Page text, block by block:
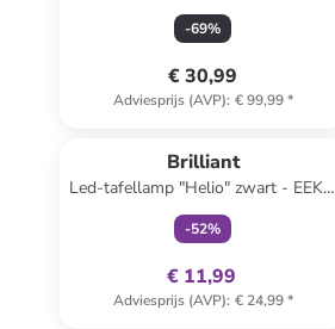
-69%
€ 30,99
Adviesprijs (AVP): € 99,99*
Brilliant
Led-tafellamp "Helio" zwart - EEK F
(A tot G)
-52%
€ 11,99
Adviesprijs (AVP): € 24,99*